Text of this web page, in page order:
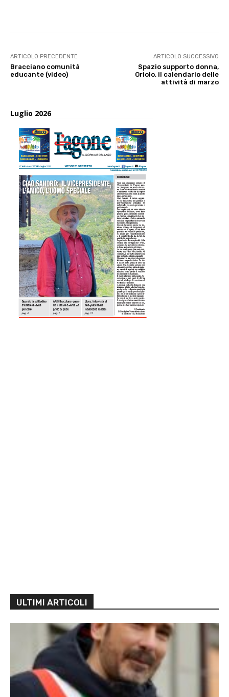
ARTICOLO PRECEDENTE
Bracciano comunità
educante (video)
ARTICOLO SUCCESSIVO
Spazio supporto donna,
Oriolo, il calendario delle
attività di marzo
Luglio 2026
ULTIMI ARTICOLI